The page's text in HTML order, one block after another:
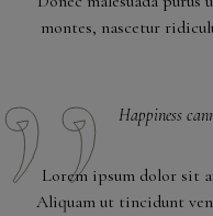
montes, nascetur
Happiness
Lorem ipsum dolor sit
Aliquam ut tincidunt